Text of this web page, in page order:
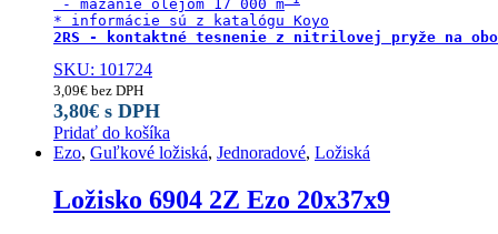
- mazanie olejom 17 000 m
2RS - kontaktné tesnenie z nitrilovej pryže na
SKU: 101724
3,09€ bez DPH
3,80€ s DPH
Pridať do košíka
Ezo, Guľkové ložiská, Jednoradové, Ložiská
Ložisko 6904 2Z Ezo 20x37x9